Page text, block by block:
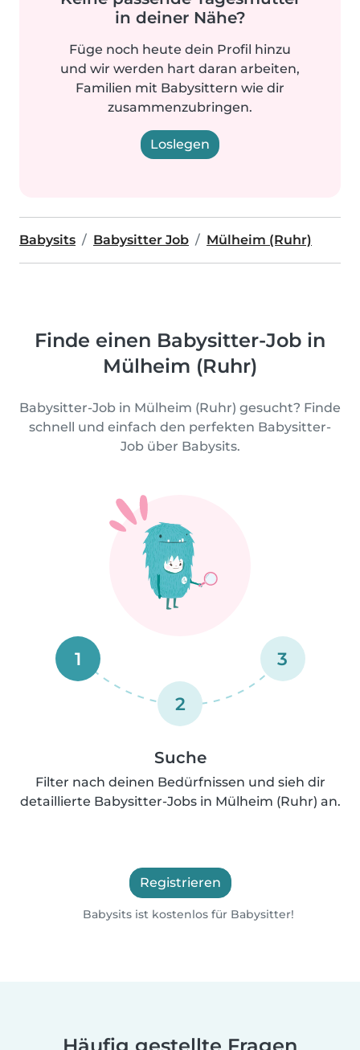
in deiner Nähe?
Füge noch heute dein Profil hinzu
und wir werden hart daran arbeiten,
Familien mit Babysittern wie dir
zusammenzubringen.
Loslegen
Babysits Babysitter Job Mülheim (Ruhr)
Finde einen Babysitter-Job in
Mülheim (Ruhr)
Babysitter-Job in Mülheim (Ruhr) gesucht? Finde
schnell und einfach den perfekten Babysitter-
Job über Babysits.
1
2
3
Suche
Filter nach deinen Bedürfnissen und sieh dir
detaillierte Babysitter-Jobs in Mülheim (Ruhr) an.
Registrieren
Babysits ist kostenlos für Babysitter!
Häufig gestellte Fragen